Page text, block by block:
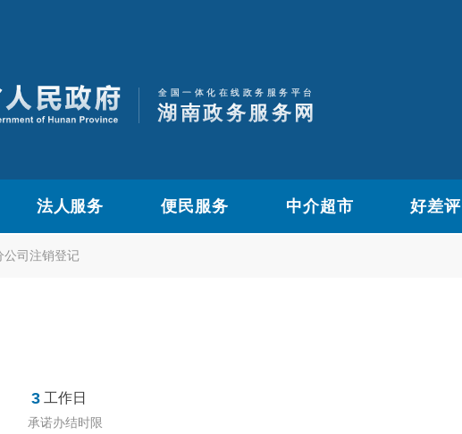
法人服务 便民服务 中介超市 好差评
公司注销登记
3 工作日
承诺办结时限